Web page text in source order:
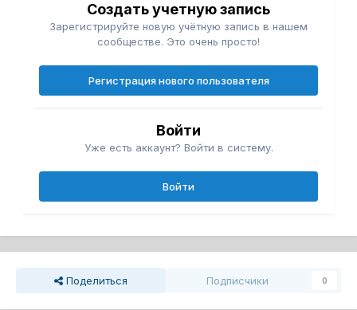
Создать учетную запись
Зарегистрируйте новую учётную запись в нашем
сообществе. Это очень просто!
Регистрация нового пользователя
Войти
Уже есть аккаунт? Войти в систему.
Войти
Поделиться Подписчики 0